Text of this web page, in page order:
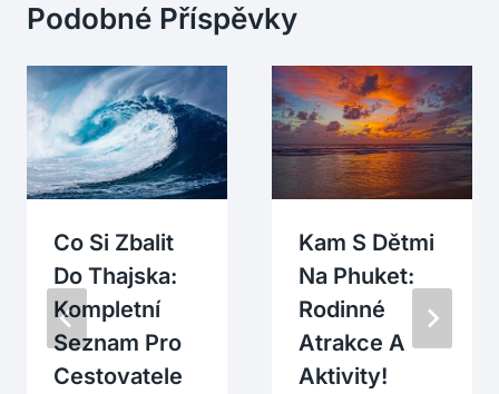
Podobné Příspěvky
Co Si Zbalit
Do Thajska:
Kompletní
Seznam Pro
Cestovatele
Kam S Dětmi
Na Phuket:
Rodinné
Atrakce A
Aktivity!